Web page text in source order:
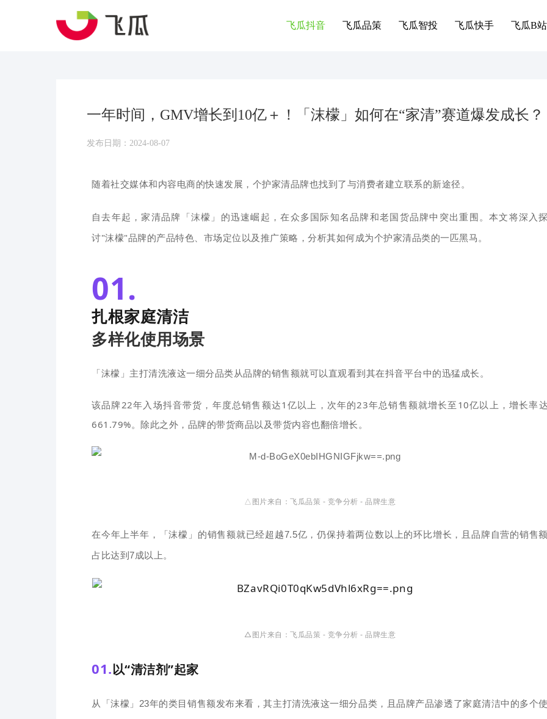
飞瓜抖音 飞瓜品策 飞瓜智投 飞瓜快手 飞瓜B站
一年时间，GMV增长到10亿＋！「沫檬」如何在“家清”赛道爆发成长？
发布日期：2024-08-07
随着社交媒体和内容电商的快速发展，个护家清品牌也找到了与消费者建立联系的新途径。
自去年起，家清品牌「沫檬」的迅速崛起，在众多国际知名品牌和老国货品牌中突出重围。本文将深入
讨"沫檬"品牌的产品特色、市场定位以及推广策略，分析其如何成为个护家清品类的一匹黑马。
01.
扎根家庭清洁
多样化使用场景
「沫檬」主打清洗液这一细分品类从品牌的销售额就可以直观看到其在抖音平台中的迅猛成长。
该品牌22年入场抖音带货，年度总销售额达1亿以上，次年的23年总销售额就增长至10亿以上，增长率
661.79%。除此之外，品牌的带货商品以及带货内容也翻倍增长。
△图片来自：飞瓜品策 - 竞争分析 - 品牌生意
在今年上半年，「沫檬」的销售额就已经超越7.5亿，仍保持着两位数以上的环比增长，且品牌自营的销售
占比达到7成以上。
△图片来自： 飞瓜品策 - 竞争分析 - 品牌生意
01.以“清洁剂”起家
从「沫檬」23年的类目销售额发布来看，其主打清洗液这一细分品类，且品牌产品渗透了家庭清洁中的多个